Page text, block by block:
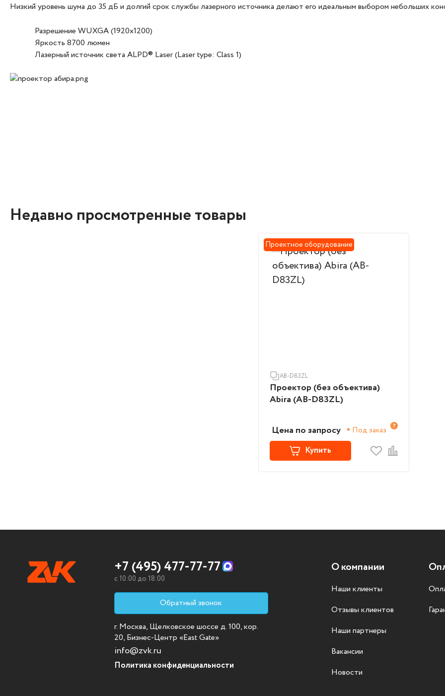
Низкий уровень шума до 35 дБ и долгий срок службы лазерного источника делают его идеальным выбором небольших
Разрешение WUXGA (1920x1200)
Яркость 8700 люмен
Лазерный источник света ALPD® Laser (Laser type: Class 1)
Недавно просмотренные товары
Проектное оборудование
AB-D83ZL
Проектор (без объектива)
Abira (AB-D83ZL)
Цена по запросу Под заказ
Купить
+7 (495) 477-77-77
c 10:00 до 18:00
Обратный звонок
г. Москва, Щелковское шоссе д. 100, кор.
20, Бизнес-Центр «East Gate»
info@zvk.ru
Политика конфиденциальности
О компании
Наши клиенты
Отзывы клиентов
Наши партнеры
Вакансии
Новости